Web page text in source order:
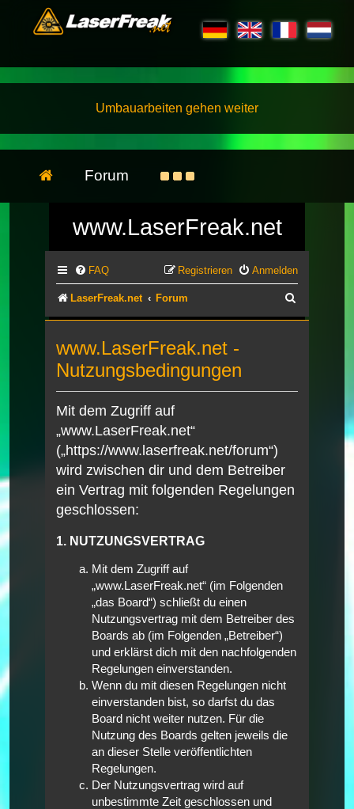
Umbauarbeiten gehen weiter
Forum
www.LaserFreak.net
FAQ Anmelden
Registrieren
LaserFreak.net Forum
www.LaserFreak.net -
Nutzungsbedingungen
Mit dem Zugriff auf
„www.LaserFreak.net“
(„https://www.laserfreak.net/forum“)
wird zwischen dir und dem Betreiber
ein Vertrag mit folgenden Regelungen
geschlossen:
1. NUTZUNGSVERTRAG
Mit dem Zugriff auf
„www.LaserFreak.net“ (im Folgenden
„das Board“) schließt du einen
Nutzungsvertrag mit dem Betreiber des
Boards ab (im Folgenden „Betreiber“)
und erklärst dich mit den nachfolgenden
Regelungen einverstanden.
Wenn du mit diesen Regelungen nicht
einverstanden bist, so darfst du das
Board nicht weiter nutzen. Für die
Nutzung des Boards gelten jeweils die
an dieser Stelle veröffentlichten
Regelungen.
Der Nutzungsvertrag wird auf
unbestimmte Zeit geschlossen und